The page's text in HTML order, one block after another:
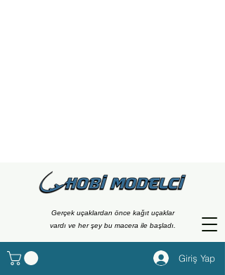
Gerçek uçaklardan önce kağıt uçaklar
vardı ve her şey bu macera ile başladı.
Giriş Yap